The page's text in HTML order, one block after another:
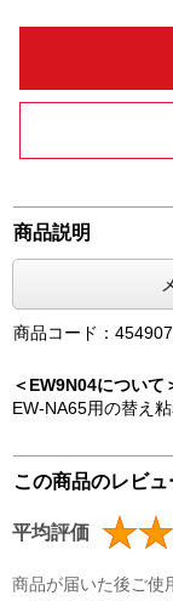
商品説明
商品コード：
＜EW9N04について
EW-NA65用の替え
この商品のレビ
平均評価
商品が届いた後ご使